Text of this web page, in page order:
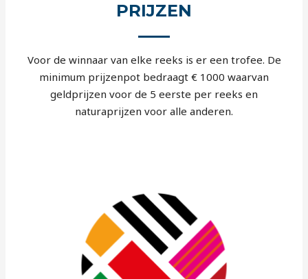
PRIJZEN
Voor de winnaar van elke reeks is er een trofee. De
minimum prijzenpot bedraagt € 1000 waarvan
geldprijzen voor de 5 eerste per reeks en
naturaprijzen voor alle anderen.